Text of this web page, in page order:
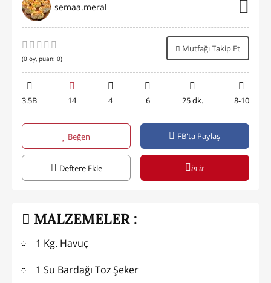
semaa.meral
(0 oy, puan: 0)
Mutfağı Takip Et
3.5B 14 4 6 25 dk. 8-10
Beğen FB'ta Paylaş
Deftere Ekle in it
MALZEMELER :
1 Kg. Havuç
1 Su Bardağı Toz Şeker